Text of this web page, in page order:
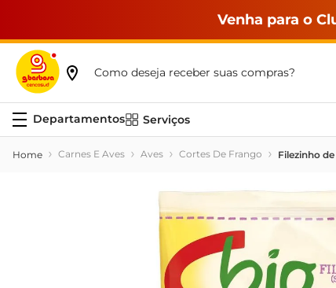
Venha para o
Como deseja receber suas compras?
Serviços
Carnes E Aves Aves Cortes De Frango Filezinho